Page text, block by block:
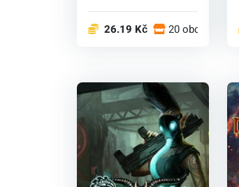
poteče k...
26.19 Kč 20 obchodech